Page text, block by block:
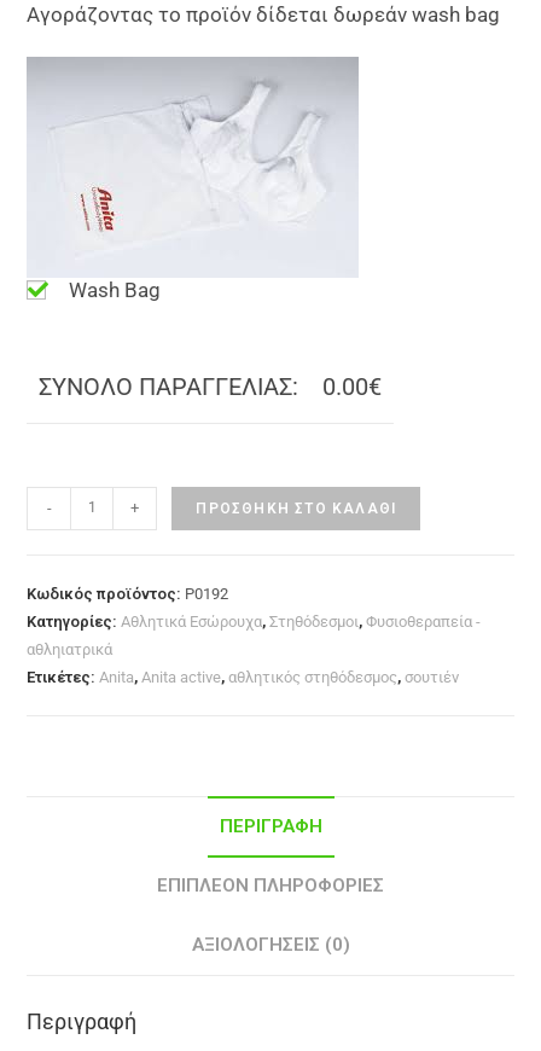
Αγοράζοντας το προϊόν δίδεται δωρεάν wash bag
Wash Bag
ΣΥΝΟΛΟ ΠΑΡΑΓΓΕΛΙΑΣ: 0.00€
- + ΠΡΟΣΘΉΚΗ ΣΤΟ ΚΑΛΆΘΙ
Κωδικός προϊόντος: P0192
Κατηγορίες: Αθλητικά Εσώρουχα,Στηθόδεσμοι,Φυσιοθεραπεία -
αθληιατρικά
Ετικέτες: Anita, Anita active,αθλητικός στηθόδεσμος,σουτιέν
ΠΕΡΙΓΡΑΦΉ
ΕΠΙΠΛΈΟΝ ΠΛΗΡΟΦΟΡΊΕΣ
ΑΞΙΟΛΟΓΉΣΕΙΣ (0)
Περιγραφή